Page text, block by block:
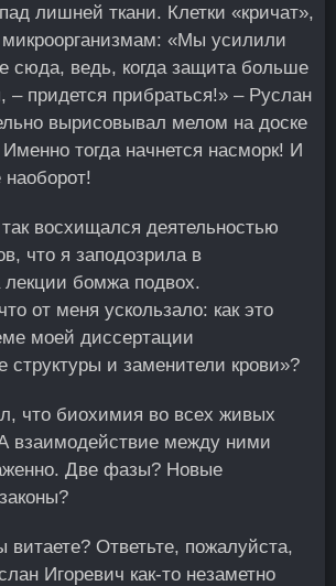
лишней ткани. Клетки «кричат»,
«Мы усилили
сюда, ведь, когда защита больше
– придется прибраться!» – Руслан
вырисовывал мелом на доске
тогда начнется насморк! И
наоборот!
восхищался деятельностью
что я заподозрила в
лекции бомжа подвох.
от меня ускользало: как это
моей диссертации
и заменители крови»?
что биохимия во всех живых
взаимодействие между ними
Две фазы? Новые
витаете? Ответьте, пожалуйста,
Игоревич как-то незаметно